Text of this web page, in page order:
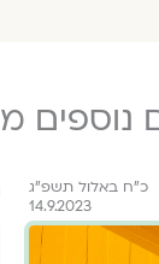
נוספים
כ״ח באלול תשפ״ג
14.9.2023